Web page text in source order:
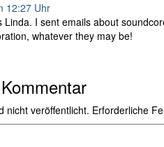
12:27 Uhr
Linda. I sent emails about
whatever they may be!
nicht veröffentlicht. Erforderliche